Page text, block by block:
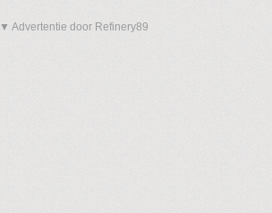
▼ Advertentie door Refinery89